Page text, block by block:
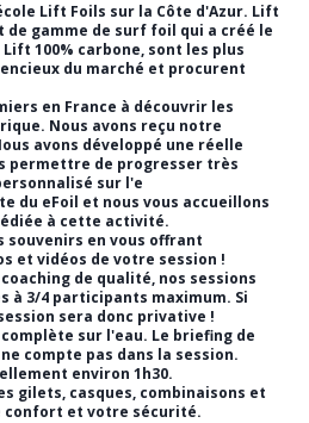
Lift Foils sur la Côte d'Azur. Lift
de gamme de surf foil qui a créé le
Lift 100% carbone, sont les plus
du marché et procurent
en France à découvrir les
Nous avons reçu notre
avons développé une réelle
permettre de progresser très
sur l'e
du eFoil et nous vous accueillons
à cette activité.
souvenirs en vous offrant
et vidéos de votre session !
de qualité, nos sessions
3/4 participants maximum. Si
sera donc privative !
sur l'eau. Le briefing de
compte pas dans la session.
environ 1h30.
gilets, casques, combinaisons et
confort et votre sécurité.